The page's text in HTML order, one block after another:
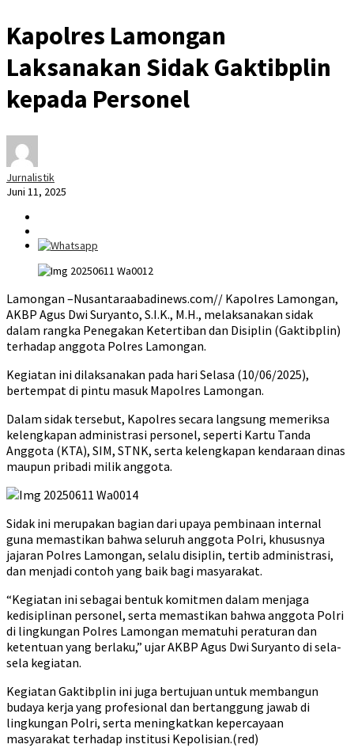
Kapolres Lamongan
Laksanakan Sidak Gaktibplin
kepada Personel
Jurnalistik
Juni 11, 2025
Lamongan –Nusantaraabadinews.com// Kapolres Lamongan,
AKBP Agus Dwi Suryanto, S.I.K., M.H., melaksanakan sidak
dalam rangka Penegakan Ketertiban dan Disiplin (Gaktibplin)
terhadap anggota Polres Lamongan.
Kegiatan ini dilaksanakan pada hari Selasa (10/06/2025),
bertempat di pintu masuk Mapolres Lamongan.
Dalam sidak tersebut, Kapolres secara langsung memeriksa
kelengkapan administrasi personel, seperti Kartu Tanda
Anggota (KTA), SIM, STNK, serta kelengkapan kendaraan dinas
maupun pribadi milik anggota.
Sidak ini merupakan bagian dari upaya pembinaan internal
guna memastikan bahwa seluruh anggota Polri, khususnya
jajaran Polres Lamongan, selalu disiplin, tertib administrasi,
dan menjadi contoh yang baik bagi masyarakat.
“Kegiatan ini sebagai bentuk komitmen dalam menjaga
kedisiplinan personel, serta memastikan bahwa anggota Polri
di lingkungan Polres Lamongan mematuhi peraturan dan
ketentuan yang berlaku,” ujar AKBP Agus Dwi Suryanto di sela-
sela kegiatan.
Kegiatan Gaktibplin ini juga bertujuan untuk membangun
budaya kerja yang profesional dan bertanggung jawab di
lingkungan Polri, serta meningkatkan kepercayaan
masyarakat terhadap institusi Kepolisian.(red)